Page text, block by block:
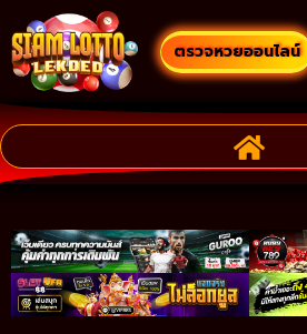
ตรวจหวยออนไลน์